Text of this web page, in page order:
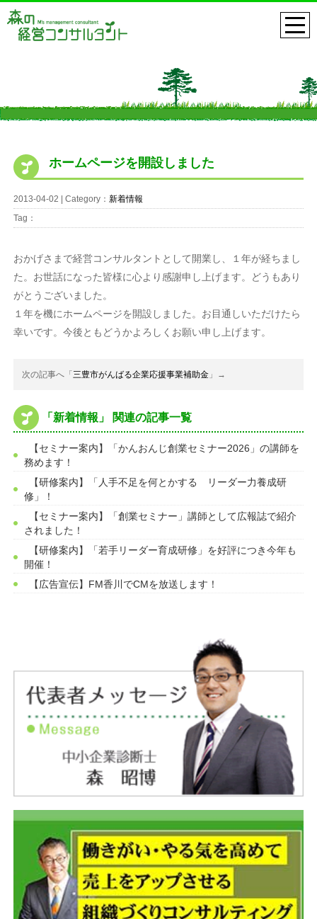
ホームページを開設しました
2013-04-02 | Category： 新着情報
Tag：
おかげさまで経営コンサルタントとして開業し、１年が経ちまし
た。お世話になった皆様に心より感謝申し上げます。どうもあり
がとうございました。
１年を機にホームページを開設しました。お目通しいただけたら
幸いです。今後ともどうかよろしくお願い申し上げます。
次の記事へ「 三豊市がんばる企業応援事業補助金」→
「新着情報」 関連の記事一覧
【セミナー案内】「かんおんじ創業セミナー2026」の講師を
務めます！
【研修案内】「人手不足を何とかする リーダー力養成研
修」！
【セミナー案内】「創業セミナー」講師として広報誌で紹介
されました！
【研修案内】「若手リーダー育成研修」を好評につき今年も
開催！
【広告宣伝】FM香川でCMを放送します！